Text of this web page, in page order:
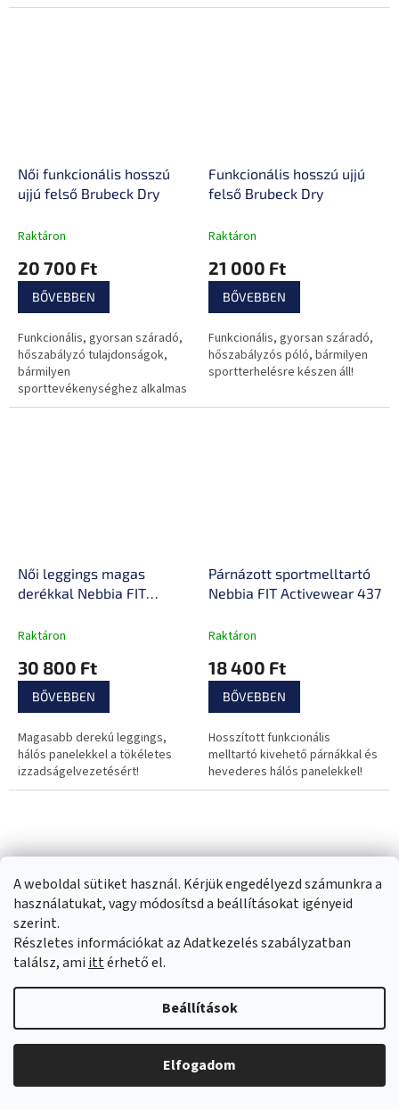
A weboldal sütiket használ. Kérjük engedélyezd számunkra a
használatukat, vagy módosítsd a beállításokat igényeid
szerint.
Részletes információkat az Adatkezelés szabályzatban
találsz, ami ittérhető el.
Beállítások
Elfogadom
Női funkcionális hosszú
ujjú felső Brubeck Dry
Raktáron
20 700 Ft
BŐVEBBEN
Funkcionális, gyorsan száradó,
hőszabályzó tulajdonságok,
bármilyen
sporttevékenységhez alkalmas
viselet!
Funkcionális hosszú ujjú
felső Brubeck Dry
Raktáron
21 000 Ft
BŐVEBBEN
Funkcionális, gyorsan száradó,
hőszabályzós póló, bármilyen
sportterhelésre készen áll!
Női leggings magas
derékkal Nebbia FIT
Raktáron
30 800 Ft
BŐVEBBEN
Magasabb derekú leggings,
hálós panelekkel a tökéletes
izzadságelvezetésért!
Párnázott sportmelltartó
Nebbia FIT Activewear 437
Raktáron
18 400 Ft
BŐVEBBEN
Hosszított funkcionális
melltartó kivehető párnákkal és
hevederes hálós panelekkel!
Női rövidnadrág Nebbia
FIT Activewear 442
25 600 Ft
Női sport felső Nebbia
Raktáron
13 600 Ft